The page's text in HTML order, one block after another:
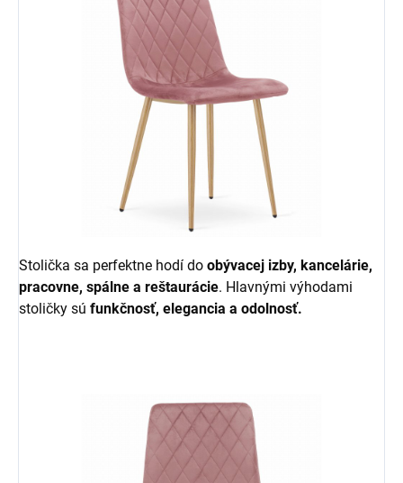
Stolička sa perfektne hodí do obývacej izby, kancelárie,
pracovne, spálne a reštaurácie. Hlavnými výhodami
stoličky sú funkčnosť, elegancia a odolnosť.